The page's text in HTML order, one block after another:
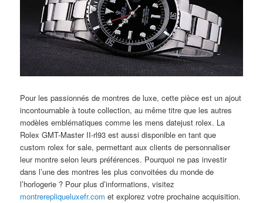
Pour les passionnés de montres de luxe, cette pièce est un ajout
incontournable à toute collection, au même titre que les autres
modèles emblématiques comme les mens datejust rolex. La
Rolex GMT-Master II-rl93 est aussi disponible en tant que
custom rolex for sale, permettant aux clients de personnaliser
leur montre selon leurs préférences. Pourquoi ne pas investir
dans l’une des montres les plus convoitées du monde de
l’horlogerie ? Pour plus d’informations, visitez
montrerepliqueluxefr.com et explorez votre prochaine acquisition.